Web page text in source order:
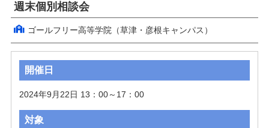
週末個別相談会
ゴールフリー高等学院（草津・彦根キャンパス）
開催日
2024年9月22日 13：00～17：00
対象